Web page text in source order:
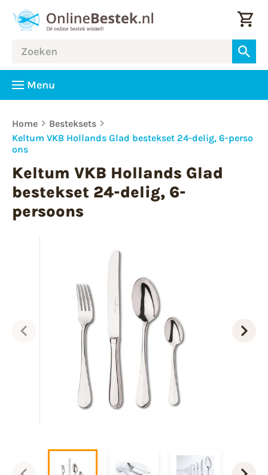
Menu
Home
Besteksets
Keltum VKB Hollands Glad bestekset 24-delig, 6-perso
ons
Keltum VKB Hollands Glad
bestekset 24-delig, 6-
persoons